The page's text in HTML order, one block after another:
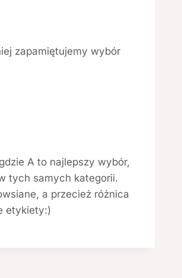
zapamiętujemy wybór
A to najlepszy wybór,
tych samych kategorii.
a przecież różnica
etykiety:)